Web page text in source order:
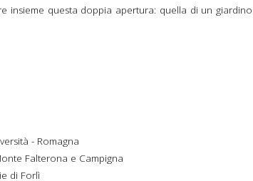
insieme questa doppia apertura: quella di un giardino
- Romagna
Falterona e Campigna
di Forlì